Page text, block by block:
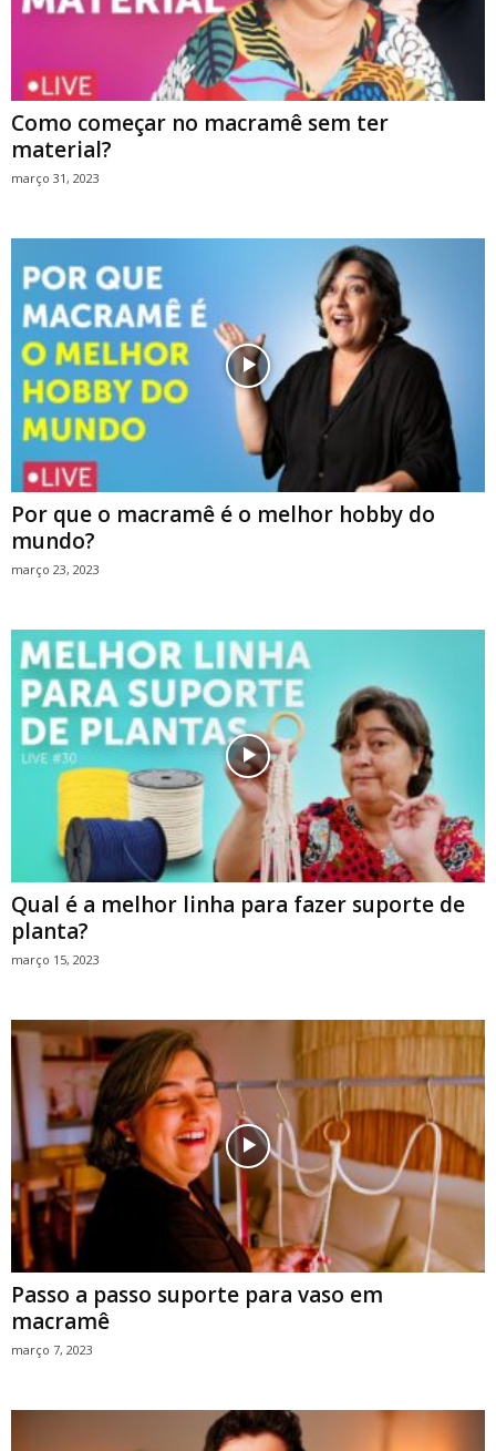
Como começar no macramê sem ter
material?
março 31, 2023
Por que o macramê é o melhor hobby do
mundo?
março 23, 2023
Qual é a melhor linha para fazer suporte de
planta?
março 15, 2023
Passo a passo suporte para vaso em
macramê
março 7, 2023